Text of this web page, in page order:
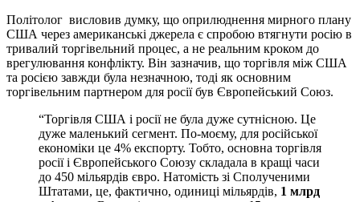
Політолог висловив думку, що оприлюднення мирного плану
США через американські джерела є спробою втягнути росію в
тривалий торгівельний процес, а не реальним кроком до
врегулювання конфлікту. Він зазначив, що торгівля між США
та росією завжди була незначною, тоді як основним
торгівельним партнером для росії був Європейський Союз.
“Торгівля США і росії не була дуже сутнісною. Це
дуже маленький сегмент. По-моєму, для російської
економіки це 4% експорту. Тобто, основна торгівля
росії і Європейського Союзу складала в кращі часи
до 450 мільярдів євро. Натомість зі Сполученими
Штатами, це, фактично, одиниці мільярдів, 1 млрд